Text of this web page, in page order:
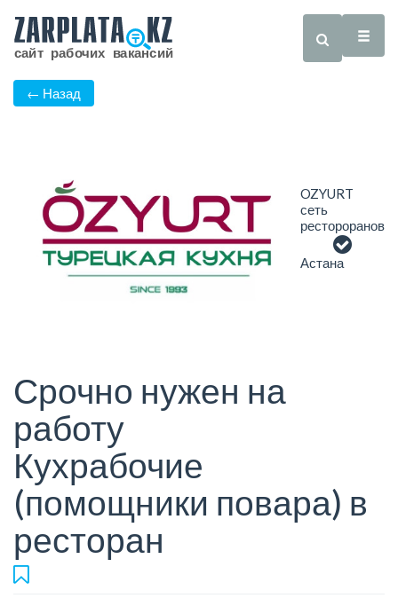
← Назад
OZYURT
сеть
рестороранов
Астана
Срочно нужен на
работу
Кухрабочие
(помощники повара) в
ресторан